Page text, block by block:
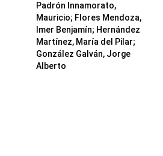
Padrón Innamorato,
Mauricio; Flores Mendoza,
Imer Benjamín; Hernández
Martínez, María del Pilar;
González Galván, Jorge
Alberto